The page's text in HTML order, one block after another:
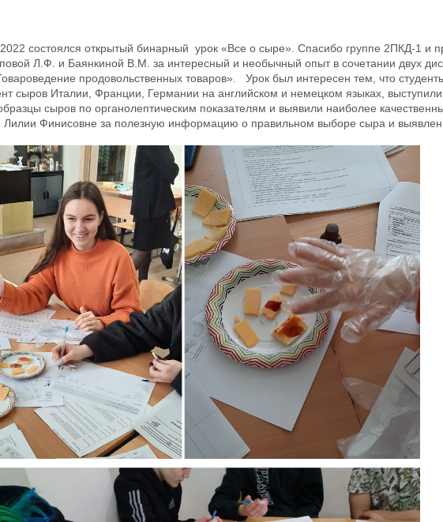
состоялся открытый бинарный урок «Все о сыре». Спасибо группе 2ПКД-1 и
Л.Ф. и Баянкиной В.М. за интересный и необычный опыт в сочетании двух
продовольственных товаров».
Урок был интересен тем, что
сыров Италии, Франции, Германии на английском и немецком языках, выступили
сыров по органолептическим показателям и выявили наиболее
Лилии Финисовне за полезную информацию о правильном выборе сыра и